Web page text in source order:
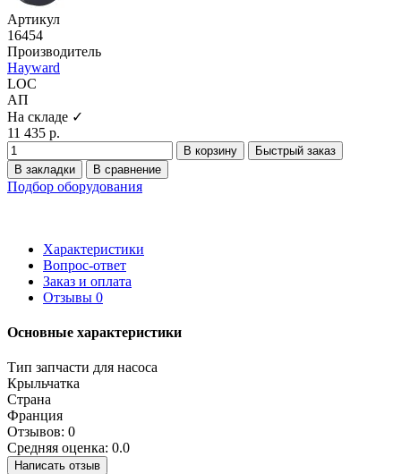
Артикул
16454
Производитель
Hayward
LOC
АП
На складе ✓
11 435 р.
В корзину
Быстрый заказ
В закладки
В сравнение
Подбор оборудования
Характеристики
Вопрос-ответ
Заказ и оплата
Отзывы 0
Основные характеристики
Тип запчасти для насоса
Крыльчатка
Страна
Франция
Отзывов: 0
Средняя оценка: 0.0
Написать отзыв